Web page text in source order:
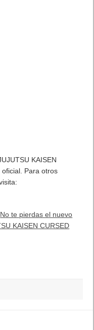
KAISEN
oficial. Para otros
No te pierdas el nuevo
KAISEN CURSED